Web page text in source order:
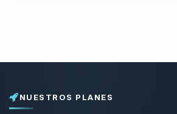
NUESTROS PLANES